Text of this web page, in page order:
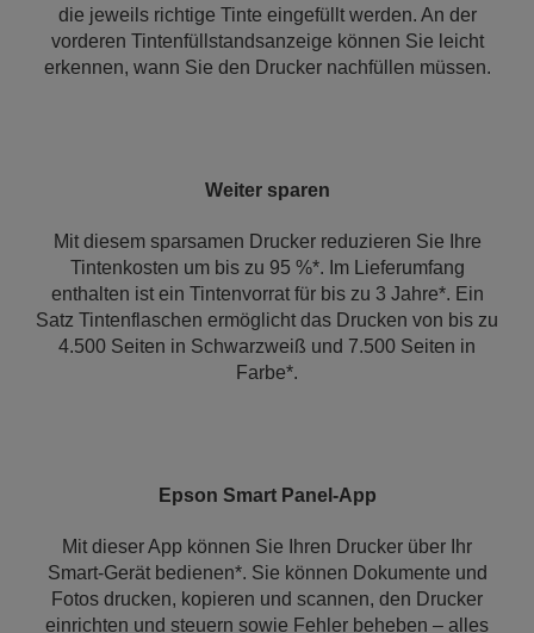
die jeweils richtige Tinte eingefüllt werden. An der
vorderen Tintenfüllstandsanzeige können Sie leicht
erkennen, wann Sie den Drucker nachfüllen müssen.
Weiter sparen
Mit diesem sparsamen Drucker reduzieren Sie Ihre
Tintenkosten um bis zu 95 %*. Im Lieferumfang
enthalten ist ein Tintenvorrat für bis zu 3 Jahre*. Ein
Satz Tintenflaschen ermöglicht das Drucken von bis zu
4.500 Seiten in Schwarzweiß und 7.500 Seiten in
Farbe*.
Epson Smart Panel-App
Mit dieser App können Sie Ihren Drucker über Ihr
Smart-Gerät bedienen*. Sie können Dokumente und
Fotos drucken, kopieren und scannen, den Drucker
einrichten und steuern sowie Fehler beheben – alles